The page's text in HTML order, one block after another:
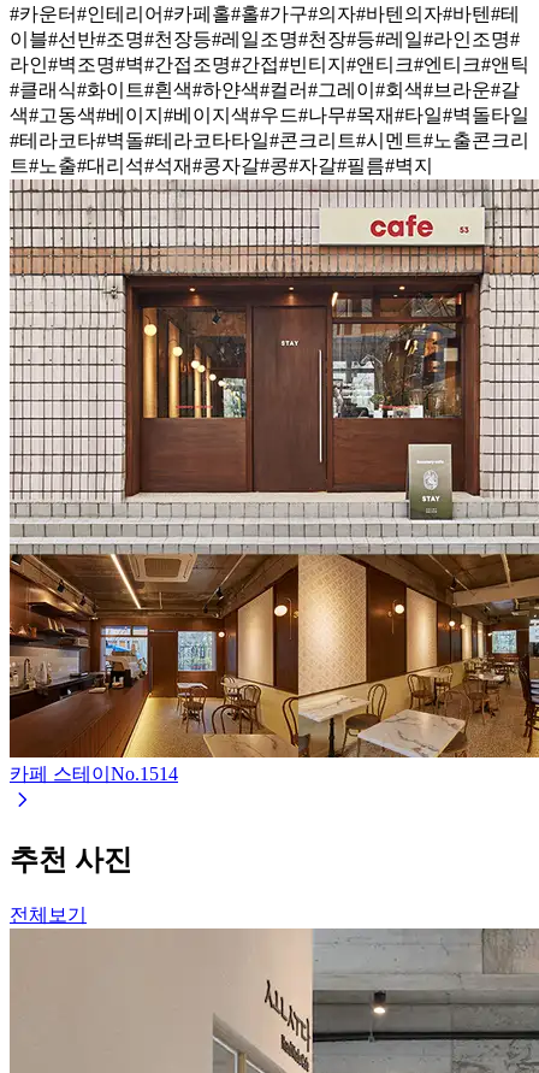
#카운터#인테리어#카페홀#홀#가구#의자#바텐의자#바텐 #테
이블#선반#조명#천장등#레일조명#천장#등#레일#라인조명#
라인#벽조명#벽#간접조명#간접#빈티지 #앤티크#엔티크#앤틱
#클래식#화이트#흰색#하얀색#컬러#그레이 #회색#브라운#갈
색#고동색#베이지 #베이지색#우드#나무#목재#타일#벽돌타일
#테라코타#벽돌#테라코타타일#콘크리트#시멘트#노출콘크리
트#노출#대리석#석재#콩자갈#콩#자갈#필름#벽지
카페 스테이 No.1514
추천 사진
전체보기